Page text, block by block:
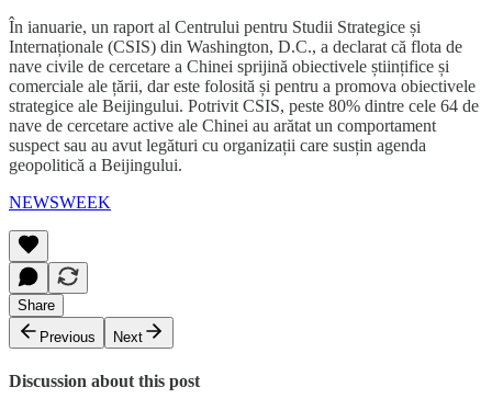
În ianuarie, un raport al Centrului pentru Studii Strategice și
Internaționale (CSIS) din Washington, D.C., a declarat că flota de
nave civile de cercetare a Chinei sprijină obiectivele științifice și
comerciale ale țării, dar este folosită și pentru a promova obiectivele
strategice ale Beijingului. Potrivit CSIS, peste 80% dintre cele 64 de
nave de cercetare active ale Chinei au arătat un comportament
suspect sau au avut legături cu organizații care susțin agenda
geopolitică a Beijingului.
NEWSWEEK
Share
Previous
Next
Discussion about this post